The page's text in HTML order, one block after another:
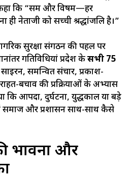
कि “सम और विषम—हर
ही नेताजी को सच्ची श्रद्धांजलि है।”
सुरक्षा संगठन की पहल पर
गतिविधियां प्रदेश केसभी 75
समन्वित संचार, प्रकाश-
बचाव की प्रक्रियाओं के अभ्यास
कि आपदा, दुर्घटना, युद्धकाल या बड़े
समाज और प्रशासन साथ-साथ कैसे
भावना और